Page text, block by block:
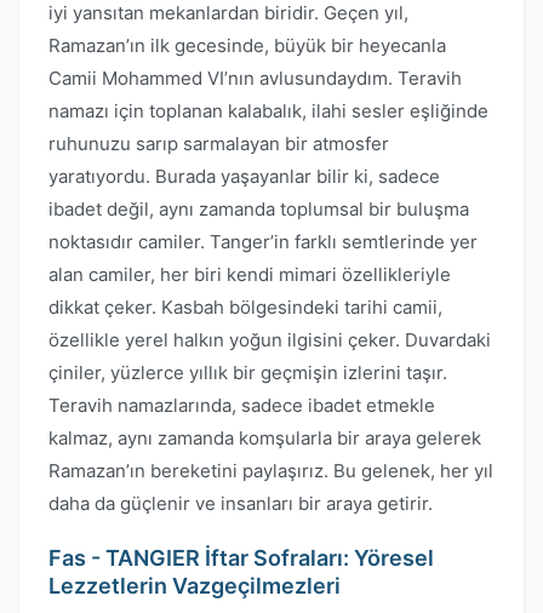
iyi yansıtan mekanlardan biridir. Geçen yıl,
Ramazan’ın ilk gecesinde, büyük bir heyecanla
Camii Mohammed VI’nın avlusundaydım. Teravih
namazı için toplanan kalabalık, ilahi sesler eşliğinde
ruhunuzu sarıp sarmalayan bir atmosfer
yaratıyordu. Burada yaşayanlar bilir ki, sadece
ibadet değil, aynı zamanda toplumsal bir buluşma
noktasıdır camiler. Tanger’in farklı semtlerinde yer
alan camiler, her biri kendi mimari özellikleriyle
dikkat çeker. Kasbah bölgesindeki tarihi camii,
özellikle yerel halkın yoğun ilgisini çeker. Duvardaki
çiniler, yüzlerce yıllık bir geçmişin izlerini taşır.
Teravih namazlarında, sadece ibadet etmekle
kalmaz, aynı zamanda komşularla bir araya gelerek
Ramazan’ın bereketini paylaşırız. Bu gelenek, her yıl
daha da güçlenir ve insanları bir araya getirir.
Fas - TANGIER İftar Sofraları: Yöresel
Lezzetlerin Vazgeçilmezleri